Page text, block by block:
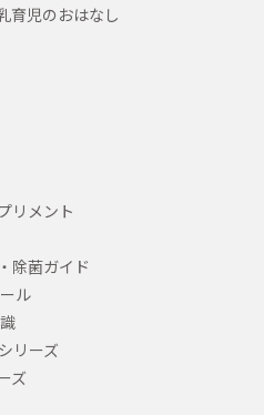
育児のおはなし
リメント
除菌ガイド
ル
リーズ
ズ